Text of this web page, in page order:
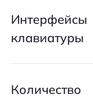
Интерфейсы
клавиатуры
Количество